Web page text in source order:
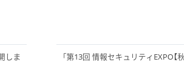
しま
「第13回 情報セキュリティEXPO【